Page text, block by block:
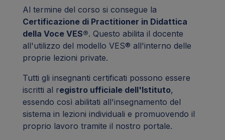
Al termine del corso si consegue la
Certificazione di Practitioner in Didattica
della Voce VES®. Questo abilita il docente
all'utilizzo del modello VES® all'interno delle
proprie lezioni private.
Tutti gli insegnanti certificati possono essere
iscritti al registro ufficiale dell'Istituto,
essendo così abilitati all'insegnamento del
sistema in lezioni individuali e promuovendo il
proprio lavoro tramite il nostro portale.